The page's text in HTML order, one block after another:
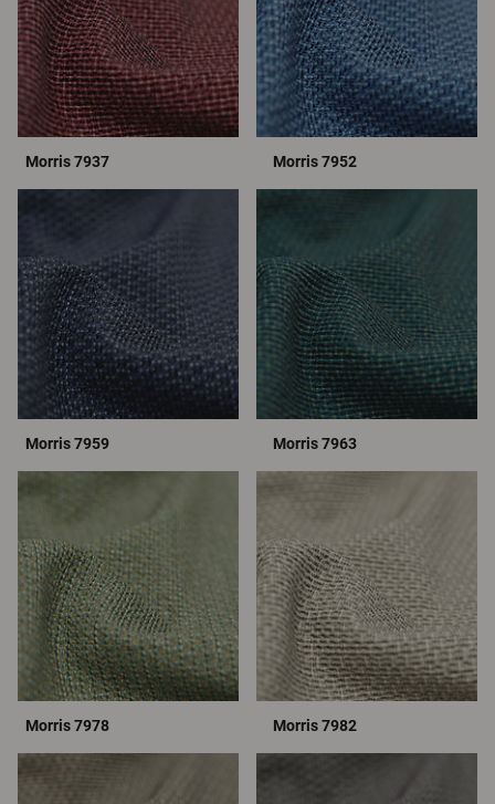
Morris 7937 Morris 7952
Morris 7959 Morris 7963
Morris 7978 Morris 7982